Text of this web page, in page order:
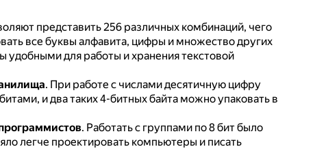
представить 256 различных комбинаций, чего
все буквы алфавита, цифры и множество других
удобными для работы и хранения текстовой
. При работе с числами десятичную цифру
и два таких 4-битных байта можно упаковать в
. Работать с группами по 8 бит было
легче проектировать компьютеры и писать